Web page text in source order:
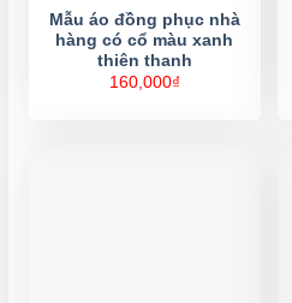
Mẫu áo đồng phục nhà
hàng có cổ màu xanh
thiên thanh
160,000₫